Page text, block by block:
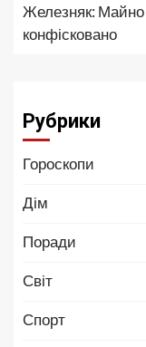
Железняк: Майно
конфісковано
Рубрики
Гороскопи
Дім
Поради
Світ
Спорт